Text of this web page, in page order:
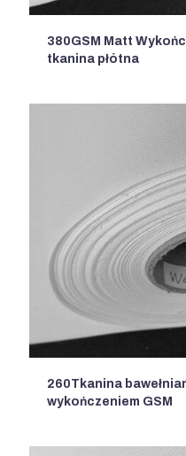
380GSM Matt
tkanina płótna
260Tkanina
wykończeniem GSM